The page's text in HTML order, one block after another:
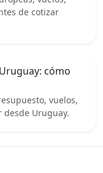
de cotizar
cómo
vuelos,
desde Uruguay.